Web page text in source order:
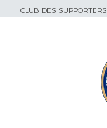
CLUB DES SUPPORTERS